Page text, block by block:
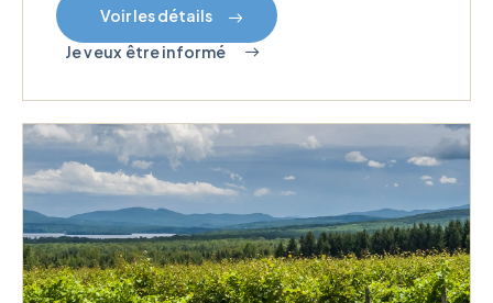
Voir les détails
Je veux être informé